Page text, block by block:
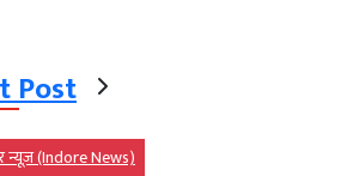
Post
न्यूज़ (Indore News)